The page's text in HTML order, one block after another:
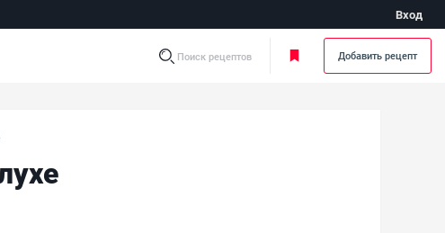
Вход
Поиск рецептов Добавить рецепт